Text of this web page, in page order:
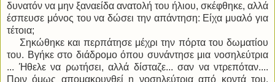
δυνατόν να μην ξαναείδα ανατολή του ήλιου, σκέφθηκε, αλλά
έσπευσε μόνος του να δώσει την απάντηση: Είχα μυαλό για
τέτοια;
Σηκώθηκε και περπάτησε μέχρι την πόρτα του δωματίου
του. Βγήκε στο διάδρομο όπου συνάντησε μια νοσηλεύτρια
... Ήθελε να ρωτήσει, αλλά δίσταζε... σαν να ντρεπόταν....
Πριν όμως απομακρυνθεί η νοσηλεύτρια από κοντά του,